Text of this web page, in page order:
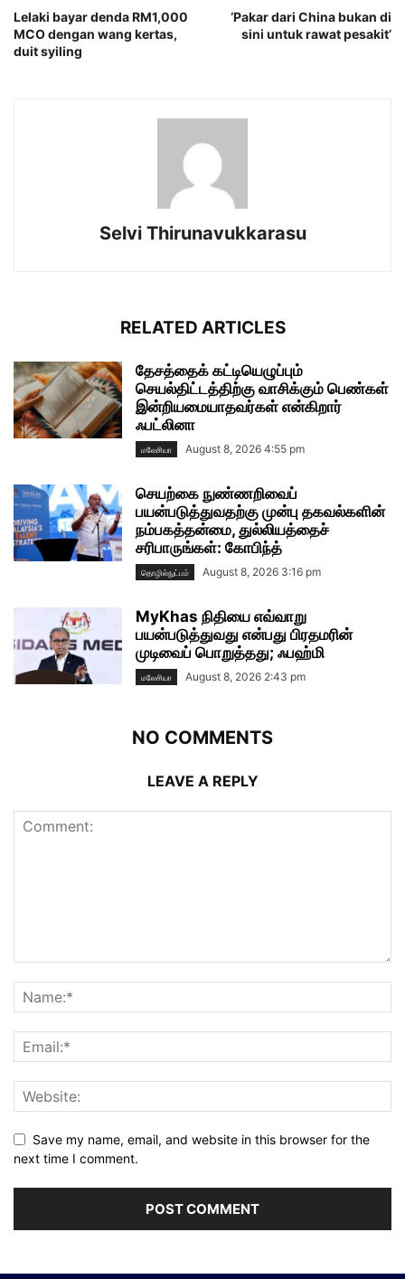
Lelaki bayar denda RM1,000
MCO dengan wang kertas,
duit syiling
‘Pakar dari China bukan di
sini untuk rawat pesakit’
Selvi Thirunavukkarasu
RELATED ARTICLES
தேசத்தைக் கட்டியெழுப்பும்
செயல்திட்டத்திற்கு வாசிக்கும் பெண்கள்
இன்றியமையாதவர்கள் என்கிறார்
ஃபட்லினா
மலேசியா August 8, 2026 4:55 pm
செயற்கை நுண்ணறிவைப்
பயன்படுத்துவதற்கு முன்பு தகவல்களின்
நம்பகத்தன்மை, துல்லியத்தைச்
சரிபாருங்கள்: கோபிந்த்
தொழில்நுட்பம் August 8, 2026 3:16 pm
MyKhas நிதியை எவ்வாறு
பயன்படுத்துவது என்பது பிரதமரின்
முடிவைப் பொறுத்தது; ஃபஹ்மி
மலேசியா August 8, 2026 2:43 pm
NO COMMENTS
LEAVE A REPLY
Save my name, email, and website in this browser for the
next time I comment.